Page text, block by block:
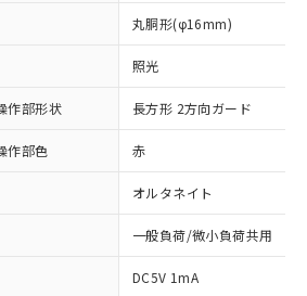
丸胴形(φ16mm)
照光
作部形状 長方形 2方向ガード
作部色 赤
オルタネイト
一般負荷/微小負荷共用
DC5V 1mA